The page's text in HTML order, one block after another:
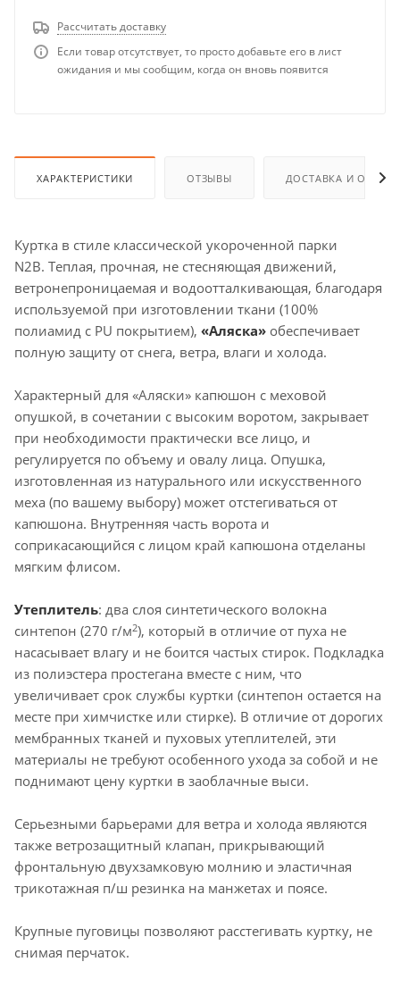
Рассчитать доставку
Если товар отсутствует, то просто добавьте его в лист
ожидания и мы сообщим, когда он вновь появится
ХАРАКТЕРИСТИКИ ОТЗЫВЫ ДОСТАВКА И
Куртка в стиле классической укороченной парки
N2B. Теплая, прочная, не стесняющая движений,
ветронепроницаемая и водоотталкивающая, благодаря
используемой при изготовлении ткани (100%
полиамид с PU покрытием), «Аляска» обеспечивает
полную защиту от снега, ветра, влаги и холода.
Характерный для «Аляски» капюшон с меховой
опушкой, в сочетании с высоким воротом, закрывает
при необходимости практически все лицо, и
регулируется по объему и овалу лица. Опушка,
изготовленная из натурального или искусственного
меха (по вашему выбору) может отстегиваться от
капюшона. Внутренняя часть ворота и
соприкасающийся с лицом край капюшона отделаны
мягким флисом.
Утеплитель: два слоя синтетического волокна
синтепон (270 г/м2), который в отличие от пуха не
насасывает влагу и не боится частых стирок. Подкладка
из полиэстера простегана вместе с ним, что
увеличивает срок службы куртки (синтепон остается на
месте при химчистке или стирке). В отличие от дорогих
мембранных тканей и пуховых утеплителей, эти
материалы не требуют особенного ухода за собой и не
поднимают цену куртки в заоблачные выси.
Серьезными барьерами для ветра и холода являются
также ветрозащитный клапан, прикрывающий
фронтальную двухзамковую молнию и эластичная
трикотажная п/ш резинка на манжетах и поясе.
Крупные пуговицы позволяют расстегивать куртку, не
снимая перчаток.